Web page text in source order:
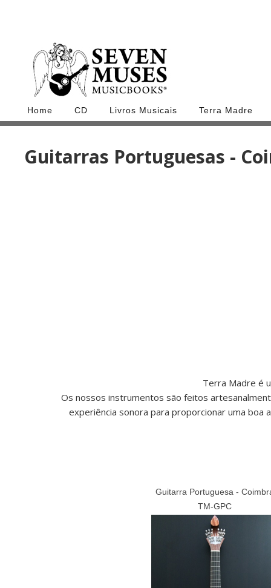
Home CD Livros Musicais Terra Madre
Terra Madre é
Os nossos instrumentos são feitos
experiência sonora para proporcionar uma boa
Guitarra Portuguesa -
TM-GPC
Guitarras Portuguesas -